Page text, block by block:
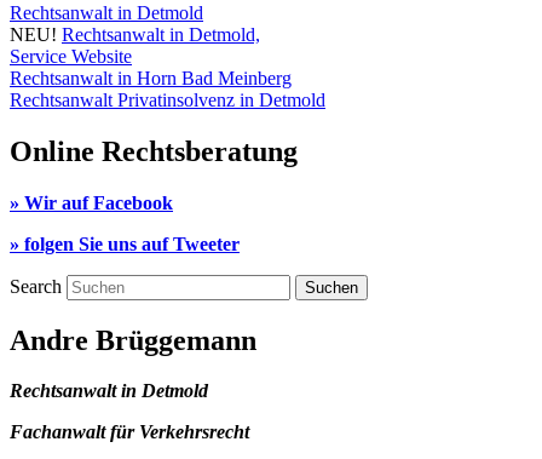
Rechtsanwalt in Detmold
NEU! Rechtsanwalt in Detmold,
Service Website
Rechtsanwalt in Horn Bad Meinberg
Rechtsanwalt Privatinsolvenz in Detmold
Online Rechtsberatung
» Wir auf Facebook
» folgen Sie uns auf Tweeter
Search
Andre Brüggemann
Rechtsanwalt in Detmold
Fachanwalt für Verkehrsrecht